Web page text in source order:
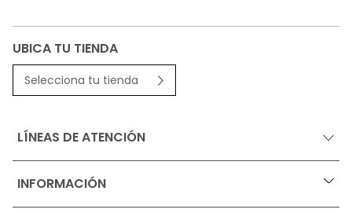
UBICA TU TIENDA
Selecciona tu tienda
LÍNEAS DE ATENCIÓN
INFORMACIÓN +